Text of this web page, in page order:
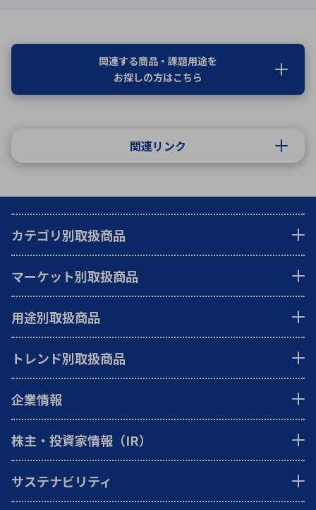
関連する商品・課題用途を
お探しの方はこちら
関連リンク
カテゴリ別取扱商品
マーケット別取扱商品
用途別取扱商品
トレンド別取扱商品
企業情報
株主・投資家情報（IR）
サステナビリティ